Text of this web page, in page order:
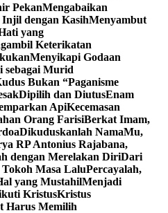
PekanMengabaikan
dengan KasihMenyambut
yang
Keterikatan
Menyikapi Godaan
sebagai Murid
Bukan “Paganisme
Dipilih dan DiutusEnam
ApiKecemasan
Orang FarisiBerkat Imam,
Dikuduskanlah NamaMu,
RP Antonius Rajabana,
dengan Merelakan DiriDari
Masa LaluPercayalah,
yang MustahilMenjadi
KristusKristus
Harus Memilih